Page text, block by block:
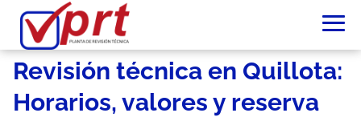
Revisión técnica en Quillota:
Horarios, valores y reserva